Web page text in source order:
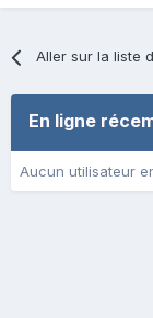
Aller sur la liste
En ligne
Aucun utilisateur